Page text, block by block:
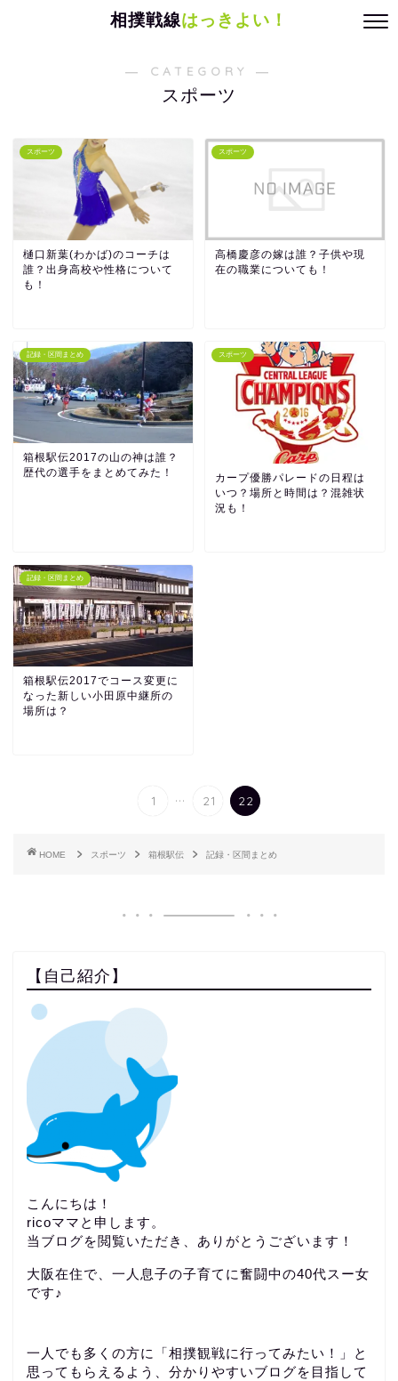
相撲戦線はっきよい！
― CATEGORY ―
スポーツ
スポーツ
樋口新葉(わかば)のコーチは
誰？出身高校や性格について
も！
スポーツ
高橋慶彦の嫁は誰？子供や現
在の職業についても！
記録・区間まとめ
箱根駅伝2017の山の神は誰？
歴代の選手をまとめてみた！
スポーツ
カープ優勝パレードの日程は
いつ？場所と時間は？混雑状
況も！
記録・区間まとめ
箱根駅伝2017でコース変更に
なった新しい小田原中継所の
場所は？
1 ... 21 22
HOME スポーツ 箱根駅伝 記録・区間まとめ
【自己紹介】
こんにちは！
ricoママと申します。
当ブログを閲覧いただき、ありがとうございます！
大阪在住で、一人息子の子育てに奮闘中の40代スー女
です♪
一人でも多くの方に「相撲観戦に行ってみたい！」と
思ってもらえるよう、分かりやすいブログを目指して